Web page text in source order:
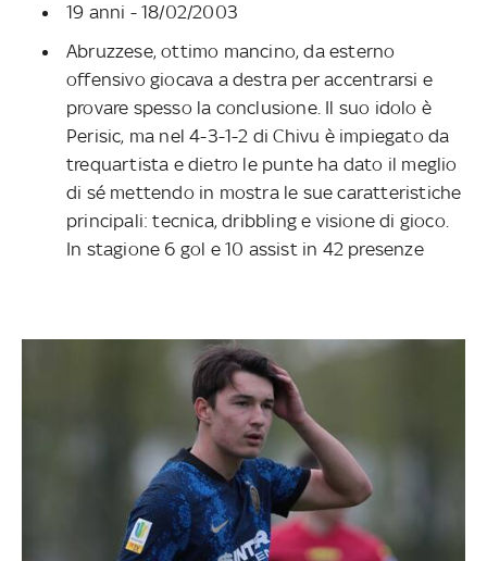
19 anni - 18/02/2003
Abruzzese, ottimo mancino, da esterno
offensivo giocava a destra per accentrarsi e
provare spesso la conclusione. Il suo idolo è
Perisic, ma nel 4-3-1-2 di Chivu è impiegato da
trequartista e dietro le punte ha dato il meglio
di sé mettendo in mostra le sue caratteristiche
principali: tecnica, dribbling e visione di gioco.
In stagione 6 gol e 10 assist in 42 presenze